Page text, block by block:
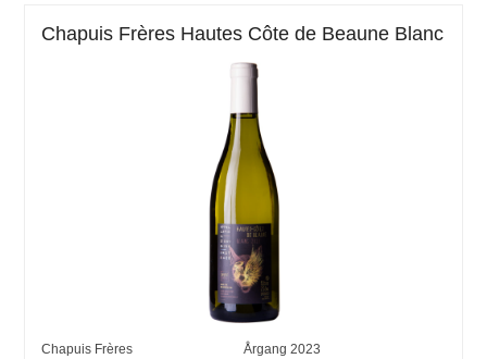
Chapuis Frères Hautes Côte de Beaune Blanc
Chapuis Frères Årgang 2023